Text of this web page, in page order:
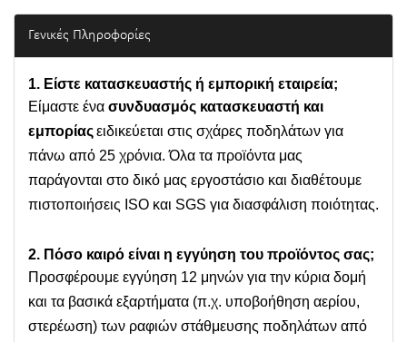
Γενικές Πληροφορίες
1. Είστε κατασκευαστής ή εμπορική εταιρεία;
Είμαστε ένα συνδυασμός κατασκευαστή και
εμπορίαςειδικεύεται στις σχάρες ποδηλάτων για
πάνω από 25 χρόνια. Όλα τα προϊόντα μας
παράγονται στο δικό μας εργοστάσιο και διαθέτουμε
πιστοποιήσεις ISO και SGS για διασφάλιση ποιότητας.
2. Πόσο καιρό είναι η εγγύηση του προϊόντος σας;
Προσφέρουμε εγγύηση 12 μηνών για την κύρια δομή
και τα βασικά εξαρτήματα (π.χ. υποβοήθηση αερίου,
στερέωση) των ραφιών στάθμευσης ποδηλάτων από